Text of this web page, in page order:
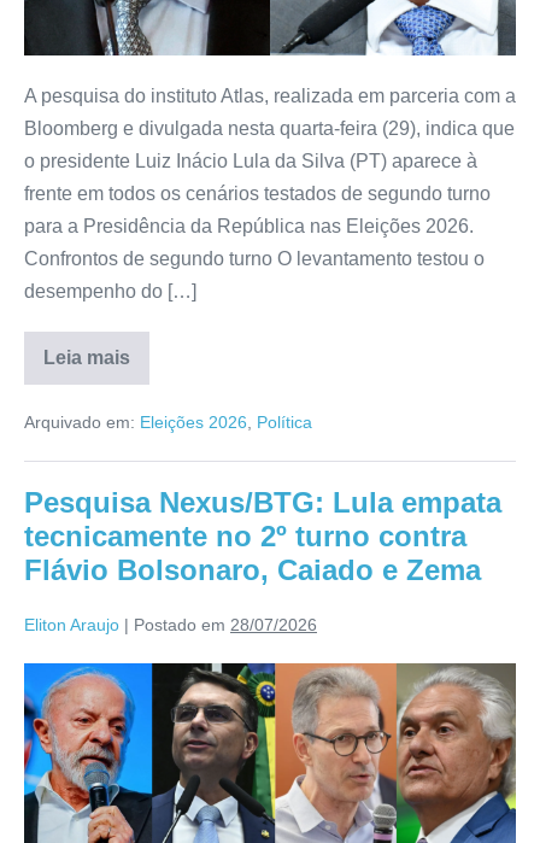
A pesquisa do instituto Atlas, realizada em parceria com a
Bloomberg e divulgada nesta quarta-feira (29), indica que
o presidente Luiz Inácio Lula da Silva (PT) aparece à
frente em todos os cenários testados de segundo turno
para a Presidência da República nas Eleições 2026.
Confrontos de segundo turno O levantamento testou o
desempenho do […]
Leia mais
Arquivado em: Eleições 2026 Política
Pesquisa Nexus/BTG: Lula empata
tecnicamente no 2º turno contra
Flávio Bolsonaro, Caiado e Zema
Eliton Araujo | Postado em 28/07/2026